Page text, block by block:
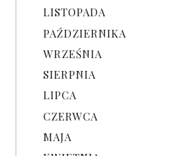
LISTOPADA
PAŹDZIERNIKA
WRZEŚNIA
SIERPNIA
LIPCA
CZERWCA
MAJA